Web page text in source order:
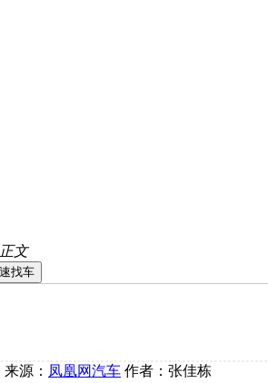
正文
来源： 凤凰网汽车 作者：张佳栋